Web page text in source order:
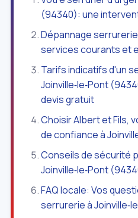
(94340): une
Dépannage serrurerie
services courants et
Tarifs indicatifs d'un
Joinville‑le‑Pont
devis gratuit
Choisir Albert et Fils,
de confiance à
Conseils de sécurité
Joinville‑le‑Pont
FAQ locale: Vos
serrurerie à